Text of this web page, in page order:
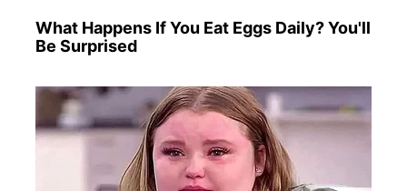
What Happens If You Eat Eggs Daily? You'll
Be Surprised